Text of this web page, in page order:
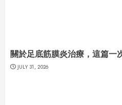
關於足底筋膜炎治療，這篇一
JULY 31, 2026